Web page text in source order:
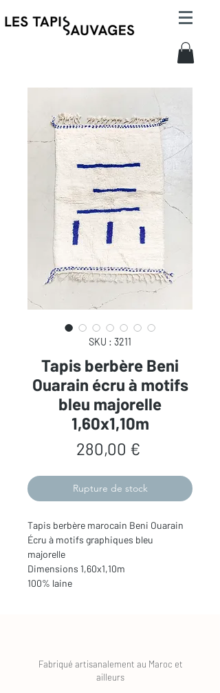
SKU : 3211
Tapis berbère Beni
Ouarain écru à motifs
bleu majorelle
1,60x1,10m
280,00 €
Rupture de stock
Tapis berbère marocain Beni Ouarain
Écru à motifs graphiques bleu
majorelle
Dimensions 1,60x1,10m
100% laine
Fabriqué artisanalement au Maroc et
ailleurs